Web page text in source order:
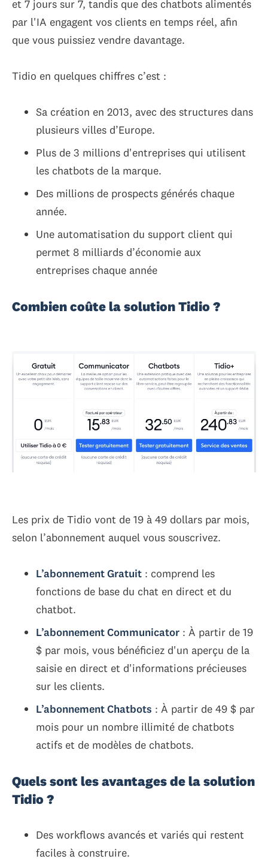
et 7 jours sur 7, tandis que des chatbots alimentés
par l'IA engagent vos clients en temps réel, afin
que vous puissiez vendre davantage.
Tidio en quelques chiffres c’est :
Sa création en 2013, avec des structures dans
plusieurs villes d’Europe.
Plus de 3 millions d'entreprises qui utilisent
les chatbots de la marque.
Des millions de prospects générés chaque
année.
Une automatisation du support client qui
permet 8 milliards d’économie aux
entreprises chaque année
Combien coûte la solution Tidio ?
Les prix de Tidio vont de 19 à 49 dollars par mois,
selon l’abonnement auquel vous souscrivez.
L’abonnement Gratuit : comprend les
fonctions de base du chat en direct et du
chatbot.
L’abonnement Communicator : À partir de 19
$ par mois, vous bénéficiez d'un aperçu de la
saisie en direct et d'informations précieuses
sur les clients.
L’abonnement Chatbots : À partir de 49 $ par
mois pour un nombre illimité de chatbots
actifs et de modèles de chatbots.
Quels sont les avantages de la solution
Tidio ?
Des workflows avancés et variés qui restent
faciles à construire.